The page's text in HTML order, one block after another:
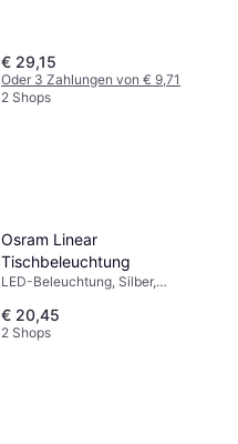
€ 29,15
Oder 3 Zahlungen von € 9,71
2 Shops
Osram Linear
Tischbeleuchtung
LED-Beleuchtung, Silber,
IP20
€ 20,45
2 Shops